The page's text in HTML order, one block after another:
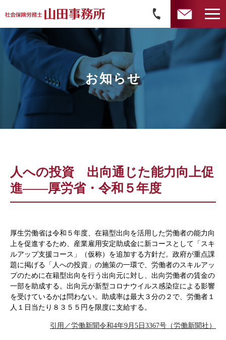
お知らせ
人への投資 出向通じた能力向上促
進――厚労省・令和５年度
厚生労働省は令和５年度、在籍型出向を活用した労働者の能力向
上を促進するため、産業雇用安定助成金に新コースとして「スキ
ルアップ支援コース」（仮称）を追加する方針だ。政府が重点課
題に掲げる「人への投資」の施策の一環で、労働者のスキルアッ
プのために在籍型出向を行う出向元に対し、出向労働者の賃金の
一部を助成する。出向元が新型コロナウイルス感染症による影響
を受けているかは問わない。助成率は最大３分の２で、労働者１
人１日当たり８３５５円を限度に支給する。
引用／労働新聞令和4年9月5日3367号（労働新聞社）